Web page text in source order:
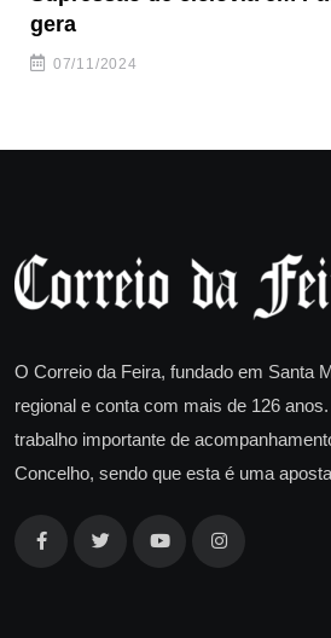
gera
07/11/2024
O Correio da Feira, fundado em Santa
regional e conta com mais de 126
trabalho importante de
Concelho, sendo que esta é uma